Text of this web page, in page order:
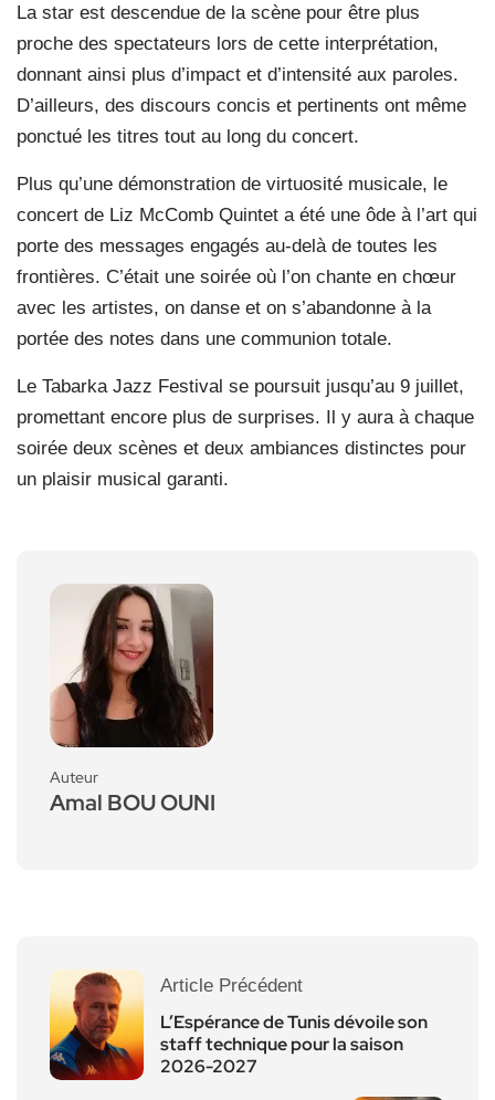
La star est descendue de la scène pour être plus
proche des spectateurs lors de cette interprétation,
donnant ainsi plus d’impact et d’intensité aux paroles.
D’ailleurs, des discours concis et pertinents ont même
ponctué les titres tout au long du concert.
Plus qu’une démonstration de virtuosité musicale, le
concert de Liz McComb Quintet a été une ôde à l’art qui
porte des messages engagés au-delà de toutes les
frontières. C’était une soirée où l’on chante en chœur
avec les artistes, on danse et on s’abandonne à la
portée des notes dans une communion totale.
Le Tabarka Jazz Festival se poursuit jusqu’au 9 juillet,
promettant encore plus de surprises. Il y aura à chaque
soirée deux scènes et deux ambiances distinctes pour
un plaisir musical garanti.
Auteur
Amal BOU OUNI
Article Précédent
L’Espérance de Tunis dévoile son
staff technique pour la saison
2026-2027